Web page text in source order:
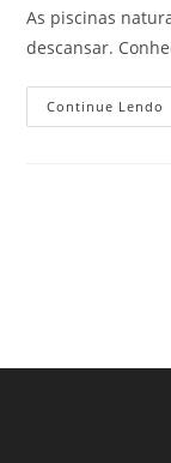
As piscinas
descansar.
Continue Lendo